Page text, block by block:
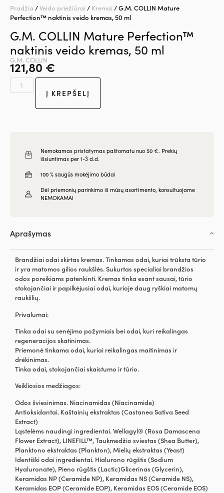
Pradžia /Veido priežiūrai / Kremai / G.M. COLLIN Mature
Perfection™ naktinis veido kremas, 50 ml
G.M. COLLIN Mature Perfection™
naktinis veido kremas, 50 ml
G.M. COLLIN
121,80€
Į KREPŠELĮ
Nemokamas pristatymas paštomatu nuo 50 €. Prekių
išsiuntimas per 1-3 d.d.
100 % saugūs mokėjimo būdai
Dėl priemonių parinkimo iš mūsų asortimento, konsultuojame
NEMOKAMAI
Aprašymas
Brandžiai odai skirtas kremas. Tinkamas odai, kuriai trūksta tūrio
ir yra matomos gilios raukšlės. Sukurtas specialiai brandžios
odos poreikiams patenkinti. Kremas tinka esant sausai, tūrio
stokojančiai ir papilkėjusiai odai, kurioje daug ryškiai matomų
raukšlių.
Privalumai:
Tinka odai su senėjimo požymiais bei odai, kuri reikalingas
regeneracijos skatinimas.
Priemonė tinkama odai, kuriai reikalingas maitinimas ir
drėkinimas.
Tinka odai, stokojančiai skaistumo ir tūrio.
Veikliosios medžiagos:
Odos šviesinimas. Niacinamidas (Niacinamide)
Antioksidantai. Kaštainių ekstraktas (Castanea Sativa Seed
Extract)
Ląstelėms naudingi ingredientai. Wellagyl® (Rosa Damascena
Flower Extract), LINEFILL™, Taukmedžio sviestas (Shea Butter),
Planktono ekstraktas (Plankton), Mielių ekstraktas (Yeast)
Identiški odai ingredientai. Hialurono rūgštis (Sodium
Hyaluronate), Pieno rūgštis (Lactic)Glicerinas (Glycerin),
Keramidas NP (Ceramide NP), Keramidas NS (Ceramide NS),
Keramidas EOP (Ceramide EOP), Keramidas EOS (Ceramide EOS)